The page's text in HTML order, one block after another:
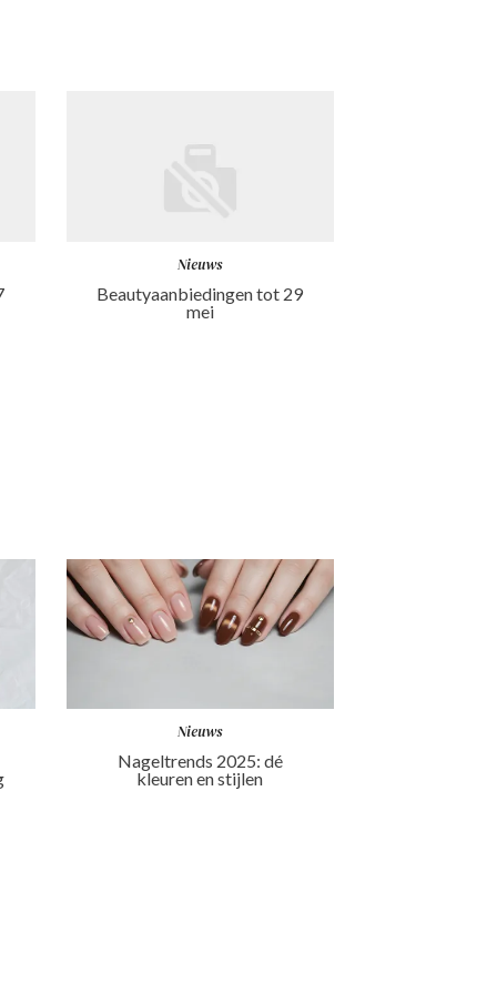
Nieuws
Beautyaanbiedingen tot 29
mei
Nieuws
Nageltrends 2025: dé
kleuren en stijlen